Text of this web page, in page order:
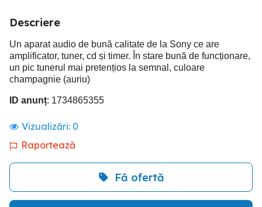
Descriere
Un aparat audio de bună calitate de la Sony ce are
amplificator, tuner, cd și timer. În stare bună de funcționare,
un pic tunerul mai pretențios la semnal, culoare
champagnie (auriu)
ID anunț: 1734865355
Vizualizări: 0
Raportează
Fă ofertă